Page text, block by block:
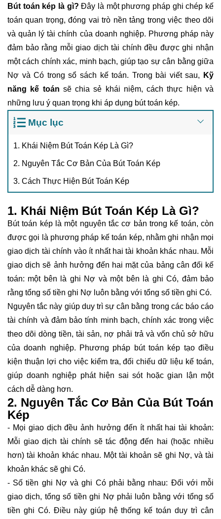
Bút toán kép là gì? Đây là một phương pháp ghi chép kế
toán quan trọng, đóng vai trò nền tảng trong việc theo dõi
và quản lý tài chính của doanh nghiệp. Phương pháp này
đảm bảo rằng mỗi giao dịch tài chính đều được ghi nhận
một cách chính xác, minh bạch, giúp tạo sự cân bằng giữa
Nợ và Có trong sổ sách kế toán. Trong bài viết sau,
Kỹ
năng kế toán sẽ chia sẻ khái niệm, cách thực hiện và
những lưu ý quan trọng khi áp dụng bút toán kép.
Mục lục
1. Khái Niệm Bút Toán Kép Là Gì?
2. Nguyên Tắc Cơ Bản Của Bút Toán Kép
3. Cách Thực Hiện Bút Toán Kép
1. Khái Niệm Bút Toán Kép Là Gì?
Bút toán kép là một nguyên tắc cơ bản trong kế toán, còn
được gọi là phương pháp kế toán kép, nhằm ghi nhận mọi
giao dịch tài chính vào ít nhất hai tài khoản khác nhau. Mỗi
giao dịch sẽ ảnh hưởng đến hai mặt của bảng cân đối kế
toán: một bên là ghi Nợ và một bên là ghi Có, đảm bảo
rằng tổng số tiền ghi Nợ luôn bằng với tổng số tiền ghi Có.
Nguyên tắc này giúp duy trì sự cân bằng trong các báo cáo
tài chính và đảm bảo tính minh bạch, chính xác trong việc
theo dõi dòng tiền, tài sản, nợ phải trả và vốn chủ sở hữu
của doanh nghiệp. Phương pháp bút toán kép tạo điều
kiện thuận lợi cho việc kiểm tra, đối chiếu dữ liệu kế toán,
giúp doanh nghiệp phát hiện sai sót hoặc gian lận một
cách dễ dàng hơn.
2. Nguyên Tắc Cơ Bản Của Bút Toán
Kép
- Mọi giao dịch đều ảnh hưởng đến ít nhất hai tài khoản:
Mỗi giao dịch tài chính sẽ tác động đến hai (hoặc nhiều
hơn) tài khoản khác nhau. Một tài khoản sẽ ghi Nợ, và tài
khoản khác sẽ ghi Có.
- Số tiền ghi Nợ và ghi Có phải bằng nhau: Đối với mỗi
giao dịch, tổng số tiền ghi Nợ phải luôn bằng với tổng số
tiền ghi Có. Điều này giúp hệ thống kế toán duy trì cân